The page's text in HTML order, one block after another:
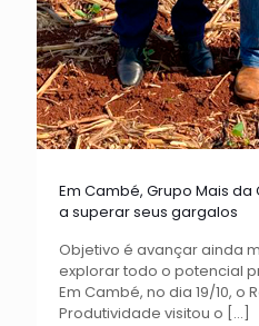
Em Cambé, Grupo Mais
a superar seus gargalos
Objetivo é avançar ainda
explorar todo o potencial
Em Cambé, no dia 19/10, o
Produtividade visitou o […]